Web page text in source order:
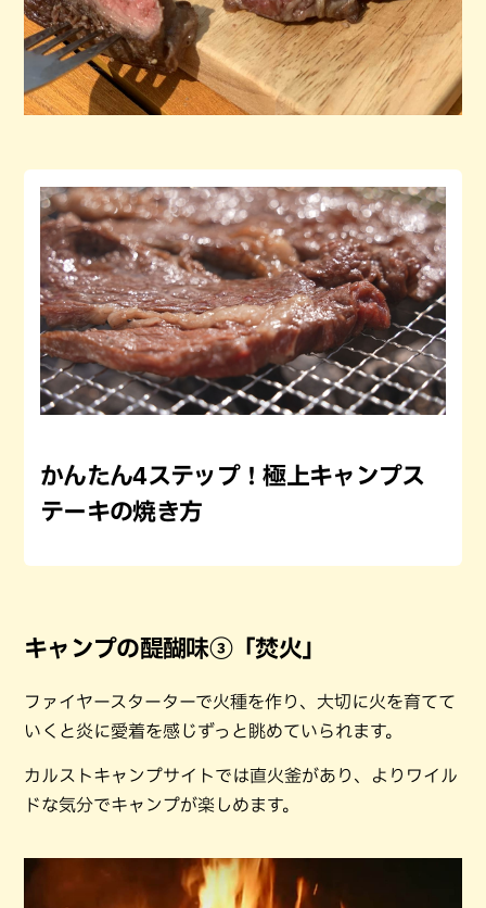
かんたん4ステップ！極上キャンプス
テーキの焼き方
キャンプの醍醐味③「焚火」
ファイヤースターターで火種を作り、大切に火を育てて
いくと炎に愛着を感じずっと眺めていられます。
カルストキャンプサイトでは直火釜があり、よりワイル
ドな気分でキャンプが楽しめます。